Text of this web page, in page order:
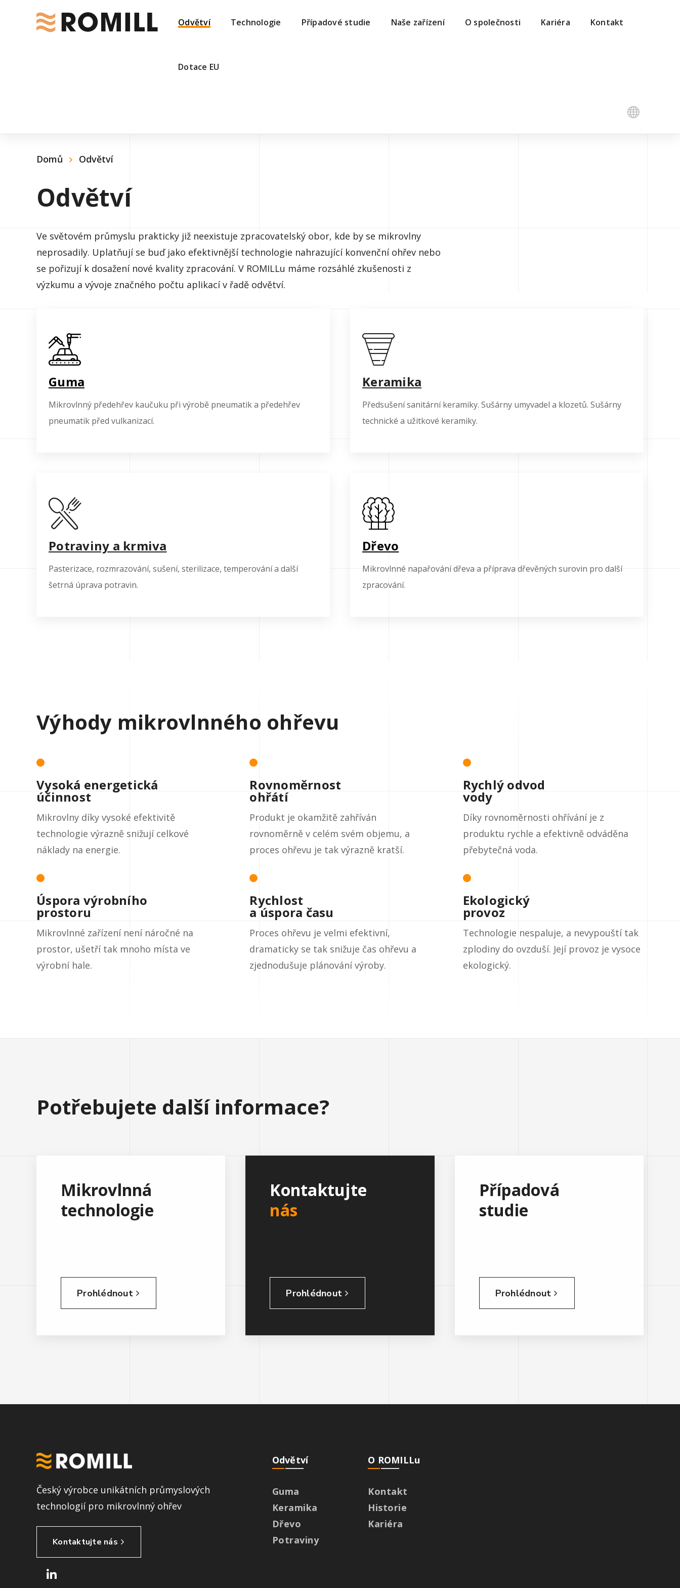
Odvětví Technologie Případové studie Naše zařízení O společnosti Kariéra Kontakt
Dotace EU
Domů Odvětví
Odvětví
Ve světovém průmyslu prakticky již neexistuje zpracovatelský obor, kde by se mikrovlny
neprosadily. Uplatňují se buď jako efektivnější technologie nahrazující konvenční ohřev nebo
se pořizují k dosažení nové kvality zpracování. V ROMILLu máme rozsáhlé zkušenosti z
výzkumu a vývoje značného počtu aplikací v řadě odvětví.
Guma
Mikrovlnný předehřev kaučuku při výrobě pneumatik a předehřev
pneumatik před vulkanizací.
Potraviny a krmiva
Pasterizace, rozmrazování, sušení, sterilizace, temperování a další
šetrná úprava potravin.
Keramika
Předsušení sanitární keramiky. Sušárny umyvadel a klozetů. Sušárny
technické a užitkové keramiky.
Dřevo
Mikrovlnné napařování dřeva a příprava dřevěných surovin pro další
zpracování.
Výhody mikrovlnného ohřevu
Vysoká energetická
účinnost
Mikrovlny díky vysoké efektivitě
technologie výrazně snižují celkové
náklady na energie.
Rovnoměrnost
ohřátí
Produkt je okamžitě zahříván
rovnoměrně v celém svém objemu, a
proces ohřevu je tak výrazně kratší.
Rychlý odvod
vody
Díky rovnoměrnosti ohřívání je z
produktu rychle a efektivně odváděna
přebytečná voda.
Úspora výrobního
prostoru
Mikrovlnné zařízení není náročné na
prostor, ušetří tak mnoho místa ve
výrobní hale.
Rychlost
a úspora času
Proces ohřevu je velmi efektivní,
dramaticky se tak snižuje čas ohřevu a
zjednodušuje plánování výroby.
Ekologický
provoz
Technologie nespaluje, a nevypouští tak
zplodiny do ovzduší. Její provoz je vysoce
ekologický.
Potřebujete další informace?
Mikrovlnná
technologie
Prohlédnout
Kontaktujte
nás
Prohlédnout
Případová
studie
Prohlédnout
Český výrobce unikátních průmyslových
technologií pro mikrovlnný ohřev
Kontaktujte nás
Odvětví
Guma
Keramika
Dřevo
Potraviny
O ROMILLu
Kontakt
Historie
Kariéra